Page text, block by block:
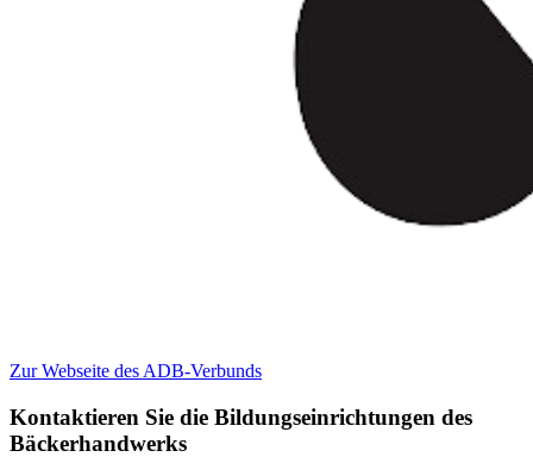
Zur Webseite des ADB-Verbunds
Kontaktieren Sie die Bildungseinrichtungen des
Bäckerhandwerks